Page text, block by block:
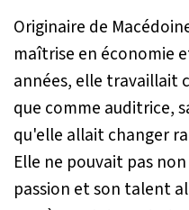
Originaire de
maîtrise en économie
années, elle travaillait
que comme auditrice,
qu'elle allait changer
Elle ne pouvait pas
passion et son talent